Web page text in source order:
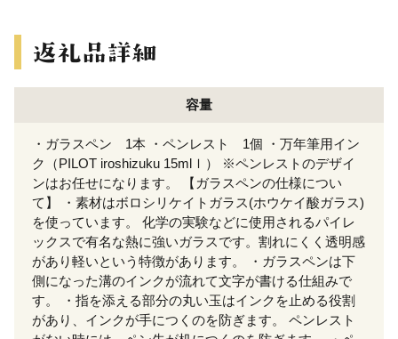
容量
・ガラスペン 1本 ・ペンレスト 1個 ・万年筆用イン
ク（PILOT iroshizuku 15mlｌ） ※ペンレストのデザイ
ンはお任せになります。 【ガラスペンの仕様につい
て】 ・素材はボロシリケイトガラス(ホウケイ酸ガラス)
を使っています。 化学の実験などに使用されるパイレ
ックスで有名な熱に強いガラスです。割れにくく透明感
があり軽いという特徴があります。 ・ガラスペンは下
側になった溝のインクが流れて文字が書ける仕組みで
す。 ・指を添える部分の丸い玉はインクを止める役割
があり、インクが手につくのを防ぎます。 ペンレスト